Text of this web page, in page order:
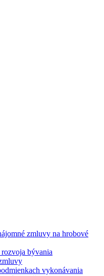
zmluvy na hrobové
bývania
vykonávania